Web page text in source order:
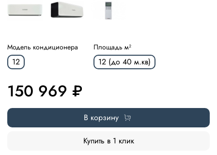
Модель кондиционера
12
Площадь м²
12 (до 40 м.кв)
150 969 ₽
В корзину
Купить в 1 клик